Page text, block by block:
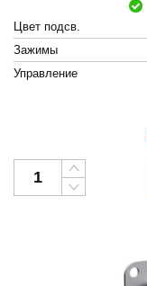
Цвет подсв.
Зажимы
Управление